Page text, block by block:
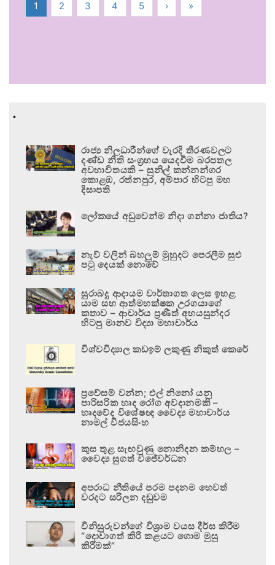
1 2 3 4 5 › »
.
රාජ්‍ය නිලධාරීන්ගේ වැරදි තීරණවලට
දණ්ඩ නීති සංග්‍රහය යෙදවීම බරපතල
අවභාවිතයකි – සුනිල් කන්නන්ගර
කොළඹ, රත්නපුර, අම්පාර හිටපු මහ
දිසාපති
ලෝකයේ අඩුවෙන්ම නිදා ගන්නා ජාතිය?
නැව් වලින් බහලුම් මුහුදට පෙරලීම සුළු
පටු දෙයක් නොවේ
සුරාබදු ආදායම වාර්තාගත ලෙස ඉහළ
යාම සහ ආත්මභක්ෂක උරගයාගේ
කතාව – ආචාර්ය ප්‍රණීත් අභයසුන්දර
හිටපු මානව විද්‍යා මහාචාර්ය
විශ්වවිද්‍යාල කඩඉම් ලකුණු නිකුත් කෙරේ
ප්‍රවේසම් වන්න; එල් නිනෝ යනු
පාරිසරික හෘද රෝග අවදානමකි –
හෘදවේද විශේෂඥ වෛද්‍ය මහාචාර්ය
නාමල් විජයසිංහ
කුස තුළ සැඟවුණු නොනිදන කම්හල –
වෛද්‍ය සුගත් විජේවර්ධන
අපරාධ නීතියේ පරම පදනම හෙවත්
වරදට සරිලන දඬුවම
විනිසුරුවන්ගේ විශ්‍රාම වයස දීර්ඝ කිරීම
“දොවාගත් කිරි කළයට ගොම මුසු
කිරීමක්”